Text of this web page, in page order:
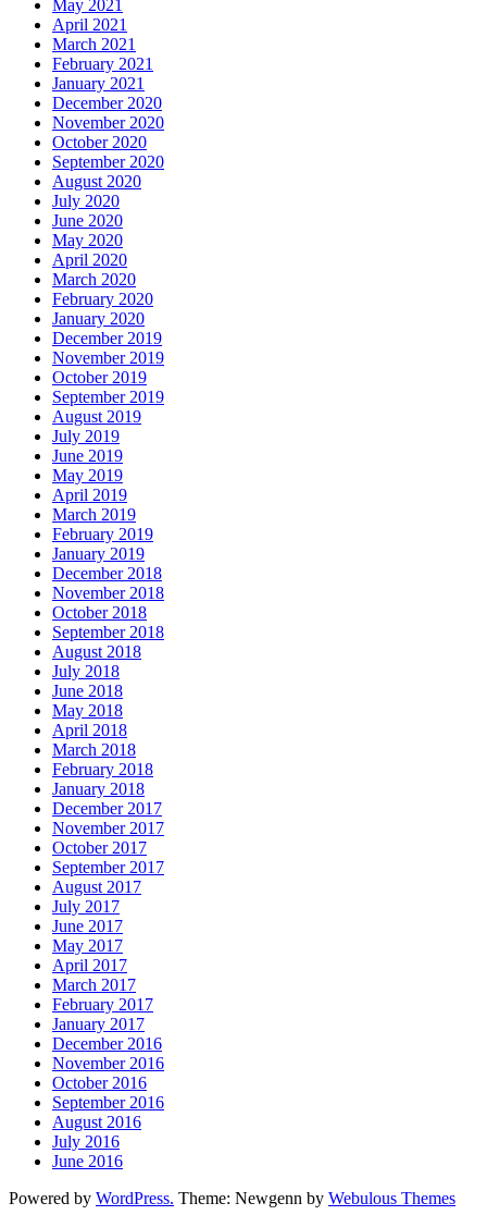
May 2021
April 2021
March 2021
February 2021
January 2021
December 2020
November 2020
October 2020
September 2020
August 2020
July 2020
June 2020
May 2020
April 2020
March 2020
February 2020
January 2020
December 2019
November 2019
October 2019
September 2019
August 2019
July 2019
June 2019
May 2019
April 2019
March 2019
February 2019
January 2019
December 2018
November 2018
October 2018
September 2018
August 2018
July 2018
June 2018
May 2018
April 2018
March 2018
February 2018
January 2018
December 2017
November 2017
October 2017
September 2017
August 2017
July 2017
June 2017
May 2017
April 2017
March 2017
February 2017
January 2017
December 2016
November 2016
October 2016
September 2016
August 2016
July 2016
June 2016
Powered by WordPress. Theme: Newgenn by Webulous Themes